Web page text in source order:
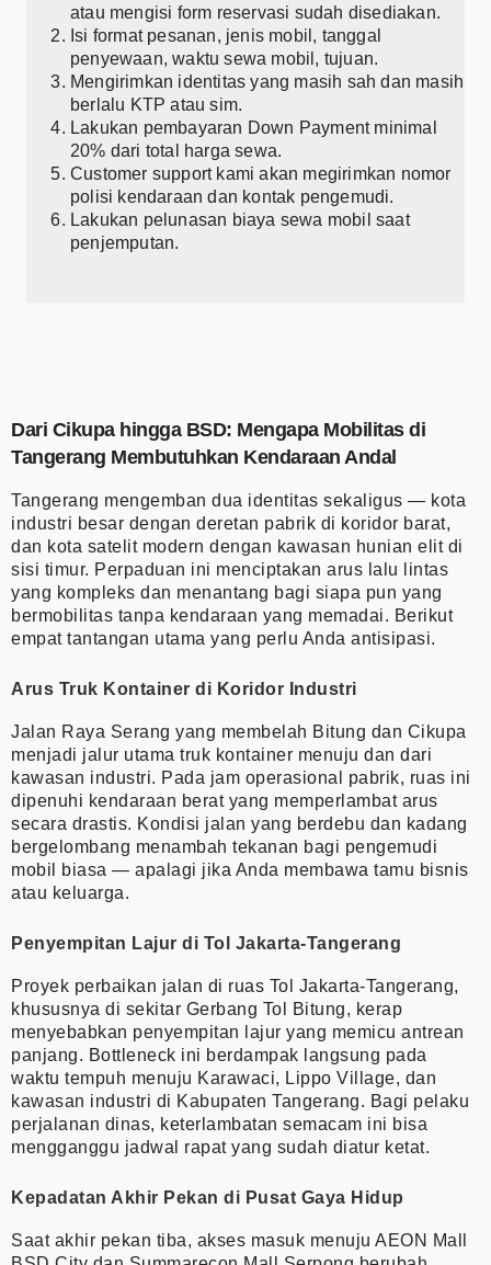
atau mengisi form reservasi sudah disediakan.
Isi format pesanan, jenis mobil, tanggal
penyewaan, waktu sewa mobil, tujuan.
Mengirimkan identitas yang masih sah dan masih
berlalu KTP atau sim.
Lakukan pembayaran Down Payment minimal
20% dari total harga sewa.
Customer support kami akan megirimkan nomor
polisi kendaraan dan kontak pengemudi.
Lakukan pelunasan biaya sewa mobil saat
penjemputan.
Dari Cikupa hingga BSD: Mengapa Mobilitas di
Tangerang Membutuhkan Kendaraan Andal
Tangerang mengemban dua identitas sekaligus — kota
industri besar dengan deretan pabrik di koridor barat,
dan kota satelit modern dengan kawasan hunian elit di
sisi timur. Perpaduan ini menciptakan arus lalu lintas
yang kompleks dan menantang bagi siapa pun yang
bermobilitas tanpa kendaraan yang memadai. Berikut
empat tantangan utama yang perlu Anda antisipasi.
Arus Truk Kontainer di Koridor Industri
Jalan Raya Serang yang membelah Bitung dan Cikupa
menjadi jalur utama truk kontainer menuju dan dari
kawasan industri. Pada jam operasional pabrik, ruas ini
dipenuhi kendaraan berat yang memperlambat arus
secara drastis. Kondisi jalan yang berdebu dan kadang
bergelombang menambah tekanan bagi pengemudi
mobil biasa — apalagi jika Anda membawa tamu bisnis
atau keluarga.
Penyempitan Lajur di Tol Jakarta-Tangerang
Proyek perbaikan jalan di ruas Tol Jakarta-Tangerang,
khususnya di sekitar Gerbang Tol Bitung, kerap
menyebabkan penyempitan lajur yang memicu antrean
panjang. Bottleneck ini berdampak langsung pada
waktu tempuh menuju Karawaci, Lippo Village, dan
kawasan industri di Kabupaten Tangerang. Bagi pelaku
perjalanan dinas, keterlambatan semacam ini bisa
mengganggu jadwal rapat yang sudah diatur ketat.
Kepadatan Akhir Pekan di Pusat Gaya Hidup
Saat akhir pekan tiba, akses masuk menuju AEON Mall